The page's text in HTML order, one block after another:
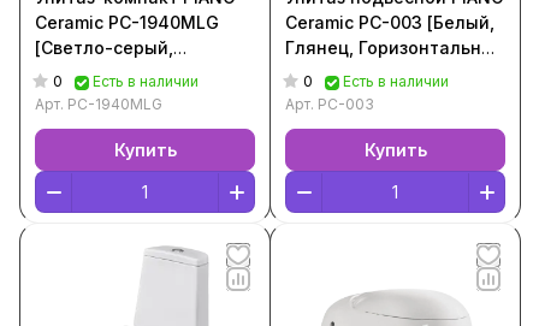
Ceramic PC-1940MLG
[Светло-серый,
Матовая,
Горизонтальный выпуск,
0
Есть в наличии
Арт. PC-1940MLG
Купить
Ceramic PC-003 [Белый,
Глянец, Горизонтальный
выпуск, PC-003]
0
Есть в наличии
Арт. PC-003
Купить